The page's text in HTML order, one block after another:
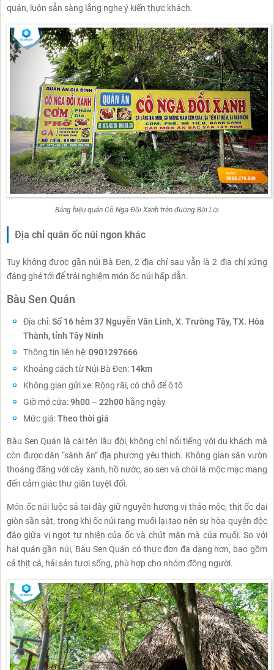
quán, luôn sẵn sàng lắng nghe ý kiến thực khách.
Bảng hiệu quán Cô Nga Đồi Xanh trên đường Bời Lời
Địa chỉ quán ốc núi ngon khác
Tuy không được gần núi Bà Đen, 2 địa chỉ sau vẫn là 2 địa chỉ xứng
đáng ghé tới để trải nghiệm món ốc núi hấp dẫn.
Bàu Sen Quán
Địa chỉ:Số 16 hẻm 37 Nguyễn Văn Linh, X. Trường Tây, TX. Hòa
Thành, tỉnh Tây Ninh
Thông tin liên hệ:0901297666
Khoảng cách từ Núi Bà Đen: 14km
Không gian gửi xe: Rộng rãi, có chỗ để ô tô
Giờ mở cửa:9h00 –22h00 hằng ngày
Mức giá:Theo thời giá
Bàu Sen Quán là cái tên lâu đời, không chỉ nổi tiếng với du khách mà
còn được dân “sành ăn” địa phương yêu thích. Không gian sân vườn
thoáng đãng với cây xanh, hồ nước, ao sen và chòi lá mộc mạc mang
đến cảm giác thư giãn tuyệt đối.
Món ốc núi luộc sả tại đây giữ nguyên hương vị thảo mộc, thịt ốc dai
giòn sần sật, trong khi ốc núi rang muối lại tạo nên sự hòa quyện độc
đáo giữa vị ngọt tự nhiên của ốc và chút mặn mà của muối. So với
hai quán gần núi, Bàu Sen Quán có thực đơn đa dạng hơn, bao gồm
cả thịt cá, hải sản tươi sống, phù hợp cho nhóm đông người.